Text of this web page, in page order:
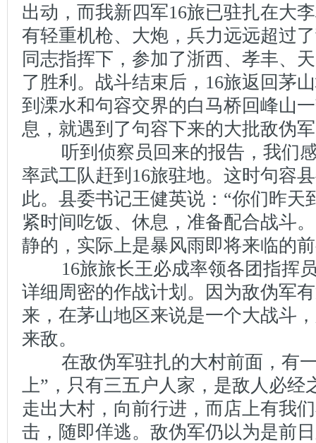
出动，而我新四军16旅已驻扎在大
有轻重机枪、大炮，兵力远远超过
同志指挥下，参加了浙西、孝丰、
了胜利。战斗结束后，16旅返回茅
到溧水和句容交界的白马桥回峰山
息，就遇到了句容下来的大批敌伪
听到侦察员回来的报告，我们感
率武工队赶到16旅驻地。这时句容
此。县委书记王健英说：“你们昨天
紧时间吃饭、休息，准备配合战斗
静的，实际上是暴风雨即将来临的
16旅旅长王必成率领各团指挥员
详细周密的作战计划。因为敌伪军
来，在茅山地区来说是一个大战斗
来敌。
在敌伪军驻扎的大村前面，有一
上”，只有三五户人家，是敌人必经
走出大村，向前行进，而店上有我
击，随即佯逃。敌伪军仍以为是前